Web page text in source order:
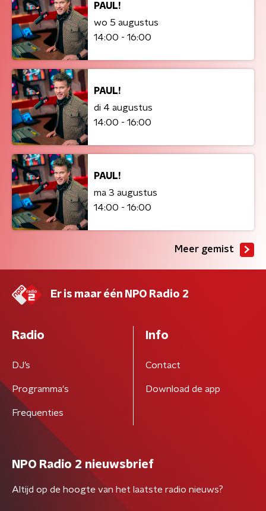
PAUL!
wo 5 augustus
14:00 - 16:00
PAUL!
di 4 augustus
14:00 - 16:00
PAUL!
ma 3 augustus
14:00 - 16:00
Meer gemist
Er is maar één NPO Radio 2
Radio
DJ’s
Programma's
Frequenties
Info
Contact
Download de app
NPO Radio 2 nieuwsbrief
Altijd op de hoogte van het laatste radio nieuws?